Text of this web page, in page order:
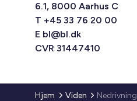
6.1, 8000 Aarhus C
T +45 33 76 20 00
E bl@bl.dk
CVR 31447410
Hjem Viden Nedrivning